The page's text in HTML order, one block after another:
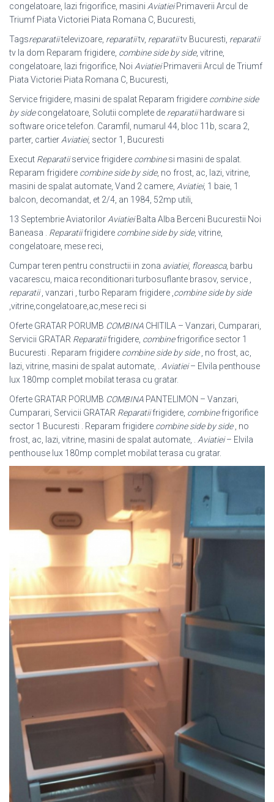
congelatoare, lazi frigorifice, masini AviatieiPrimaverii Arcul de
Triumf Piata Victoriei Piata Romana C, Bucuresti,
Tagsreparatiitelevizoare, reparatiitv, reparatiitv Bucuresti, reparatii
tv la dom Reparam frigidere, combine side by side, vitrine,
congelatoare, lazi frigorifice, Noi AviatieiPrimaverii Arcul de Triumf
Piata Victoriei Piata Romana C, Bucuresti,
Service frigidere, masini de spalat Reparam frigidere combine side
by sidecongelatoare, Solutii complete de reparatiihardware si
software orice telefon. Caramfil, numarul 44, bloc 11b, scara 2,
parter, cartier Aviatiei, sector 1, Bucuresti
Execut Reparatiiservice frigidere combinesi masini de spalat.
Reparam frigidere combine side by side, no frost, ac, lazi, vitrine,
masini de spalat automate, Vand 2 camere, Aviatiei, 1 baie, 1
balcon, decomandat, et 2/4, an 1984, 52mp utili,
13 Septembrie Aviatorilor AviatieiBalta Alba Berceni Bucurestii Noi
Baneasa . Reparatiifrigidere combine side by side, vitrine,
congelatoare, mese reci,
Cumpar teren pentru constructii in zona aviatiei, floreasca, barbu
vacarescu, maica reconditionari turbosuflante brasov, service ,
reparatii, vanzari , turbo Reparam frigidere , combine side by side
,vitrine,congelatoare,ac,mese reci si
Oferte GRATAR PORUMB COMBINA CHITILA – Vanzari, Cumparari,
Servicii GRATAR Reparatiifrigidere, combinefrigorifice sector 1
Bucuresti . Reparam frigidere combine side by side, no frost, ac,
lazi, vitrine, masini de spalat automate, . Aviatiei– Elvila penthouse
lux 180mp complet mobilat terasa cu gratar.
Oferte GRATAR PORUMB COMBINA PANTELIMON – Vanzari,
Cumparari, Servicii GRATAR Reparatiifrigidere, combinefrigorifice
sector 1 Bucuresti . Reparam frigidere combine side by side, no
frost, ac, lazi, vitrine, masini de spalat automate, . Aviatiei– Elvila
penthouse lux 180mp complet mobilat terasa cu gratar.